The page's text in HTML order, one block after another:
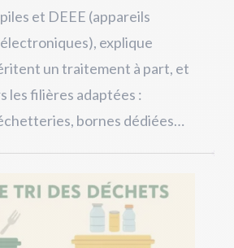
et DEEE (appareils
explique
un traitement à part, et
les filières adaptées :
bornes dédiées…